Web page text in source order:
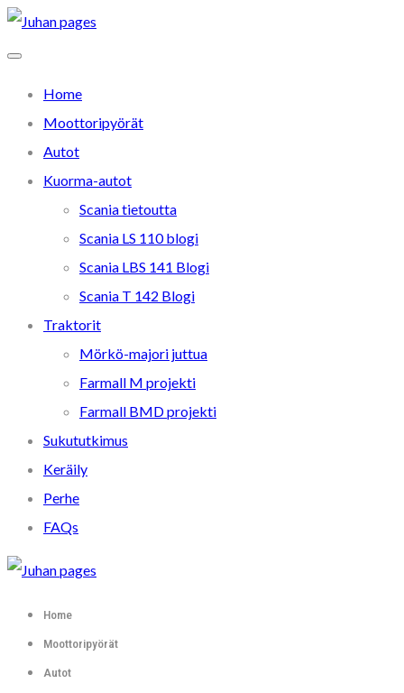
Home
Moottoripyörät
Autot
Kuorma-autot
Scania tietoutta
Scania LS 110 blogi
Scania LBS 141 Blogi
Scania T 142 Blogi
Traktorit
Mörkö-majori juttua
Farmall M projekti
Farmall BMD projekti
Sukututkimus
Keräily
Perhe
FAQs
Home
Moottoripyörät
Autot